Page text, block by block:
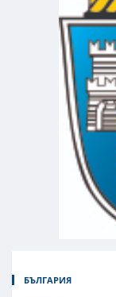
БЪЛГАРИЯ